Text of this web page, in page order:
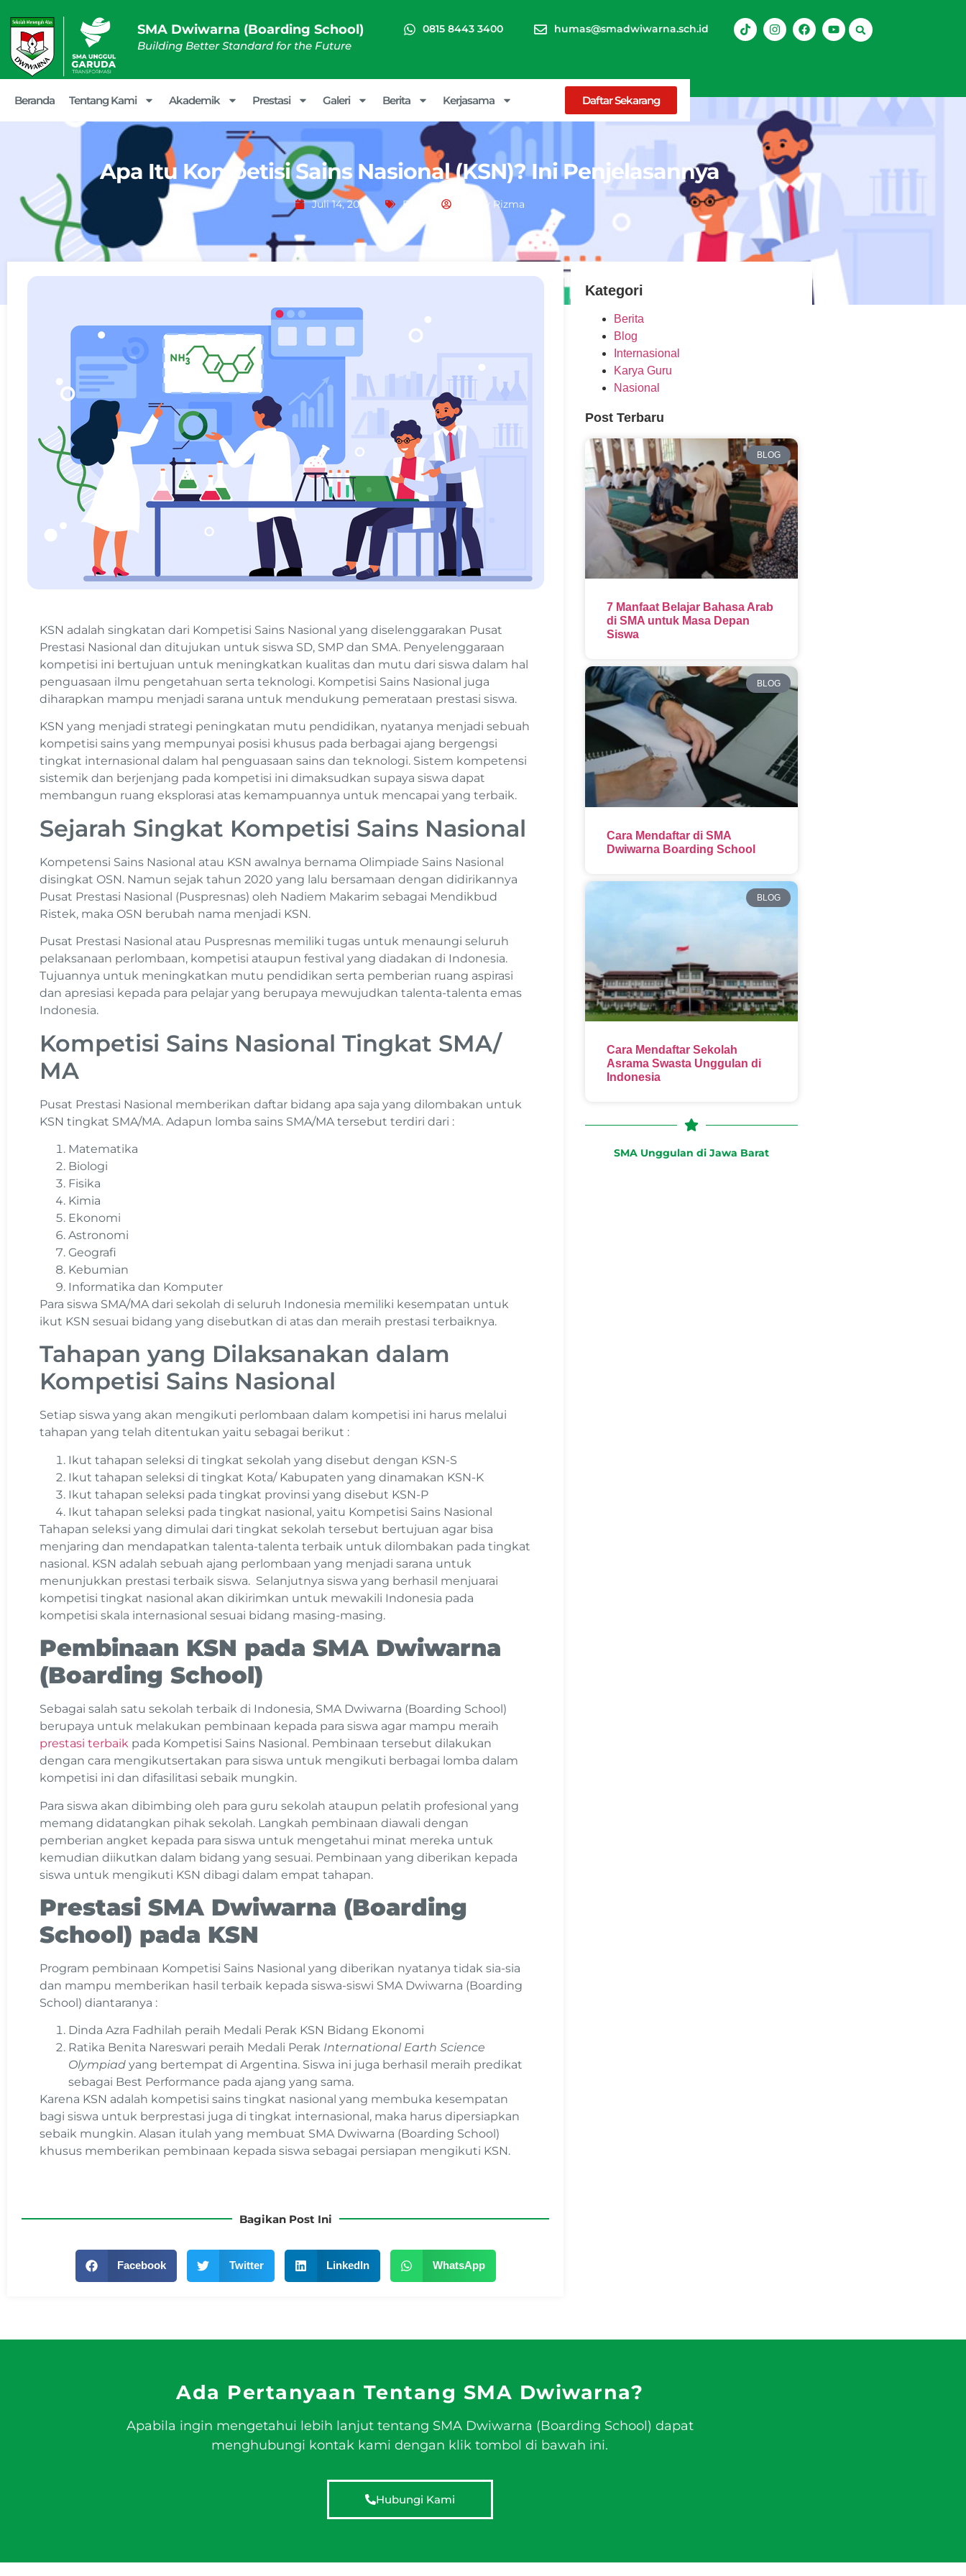
SMA Dwiwarna (Boarding School)
Building Better Standard for the Future
0815 8443 3400 humas@smadwiwarna.sch.id
Beranda Tentang Kami Akademik Prestasi Galeri Berita Kerjasama Daftar Sekarang
Apa Itu Kompetisi Sains Nasional (KSN)? Ini Penjelasannya
Juli 14, 2022 Blog Peppy Rizma
KSN adalah singkatan dari Kompetisi Sains Nasional yang diselenggarakan Pusat
Prestasi Nasional dan ditujukan untuk siswa SD, SMP dan SMA. Penyelenggaraan
kompetisi ini bertujuan untuk meningkatkan kualitas dan mutu dari siswa dalam hal
penguasaan ilmu pengetahuan serta teknologi. Kompetisi Sains Nasional juga
diharapkan mampu menjadi sarana untuk mendukung pemerataan prestasi siswa.
KSN yang menjadi strategi peningkatan mutu pendidikan, nyatanya menjadi sebuah
kompetisi sains yang mempunyai posisi khusus pada berbagai ajang bergengsi
tingkat internasional dalam hal penguasaan sains dan teknologi. Sistem kompetensi
sistemik dan berjenjang pada kompetisi ini dimaksudkan supaya siswa dapat
membangun ruang eksplorasi atas kemampuannya untuk mencapai yang terbaik.
Sejarah Singkat Kompetisi Sains Nasional
Kompetensi Sains Nasional atau KSN awalnya bernama Olimpiade Sains Nasional
disingkat OSN. Namun sejak tahun 2020 yang lalu bersamaan dengan didirikannya
Pusat Prestasi Nasional (Puspresnas) oleh Nadiem Makarim sebagai Mendikbud
Ristek, maka OSN berubah nama menjadi KSN.
Pusat Prestasi Nasional atau Puspresnas memiliki tugas untuk menaungi seluruh
pelaksanaan perlombaan, kompetisi ataupun festival yang diadakan di Indonesia.
Tujuannya untuk meningkatkan mutu pendidikan serta pemberian ruang aspirasi
dan apresiasi kepada para pelajar yang berupaya mewujudkan talenta-talenta emas
Indonesia.
Kompetisi Sains Nasional Tingkat SMA/
MA
Pusat Prestasi Nasional memberikan daftar bidang apa saja yang dilombakan untuk
KSN tingkat SMA/MA. Adapun lomba sains SMA/MA tersebut terdiri dari :
Matematika
Biologi
Fisika
Kimia
Ekonomi
Astronomi
Geografi
Kebumian
Informatika dan Komputer
Para siswa SMA/MA dari sekolah di seluruh Indonesia memiliki kesempatan untuk
ikut KSN sesuai bidang yang disebutkan di atas dan meraih prestasi terbaiknya.
Tahapan yang Dilaksanakan dalam
Kompetisi Sains Nasional
Setiap siswa yang akan mengikuti perlombaan dalam kompetisi ini harus melalui
tahapan yang telah ditentukan yaitu sebagai berikut :
Ikut tahapan seleksi di tingkat sekolah yang disebut dengan KSN-S
Ikut tahapan seleksi di tingkat Kota/ Kabupaten yang dinamakan KSN-K
Ikut tahapan seleksi pada tingkat provinsi yang disebut KSN-P
Ikut tahapan seleksi pada tingkat nasional, yaitu Kompetisi Sains Nasional
Tahapan seleksi yang dimulai dari tingkat sekolah tersebut bertujuan agar bisa
menjaring dan mendapatkan talenta-talenta terbaik untuk dilombakan pada tingkat
nasional. KSN adalah sebuah ajang perlombaan yang menjadi sarana untuk
menunjukkan prestasi terbaik siswa. Selanjutnya siswa yang berhasil menjuarai
kompetisi tingkat nasional akan dikirimkan untuk mewakili Indonesia pada
kompetisi skala internasional sesuai bidang masing-masing.
Pembinaan KSN pada SMA Dwiwarna
(Boarding School)
Sebagai salah satu sekolah terbaik di Indonesia, SMA Dwiwarna (Boarding School)
berupaya untuk melakukan pembinaan kepada para siswa agar mampu meraih
prestasi terbaik pada Kompetisi Sains Nasional. Pembinaan tersebut dilakukan
dengan cara mengikutsertakan para siswa untuk mengikuti berbagai lomba dalam
kompetisi ini dan difasilitasi sebaik mungkin.
Para siswa akan dibimbing oleh para guru sekolah ataupun pelatih profesional yang
memang didatangkan pihak sekolah. Langkah pembinaan diawali dengan
pemberian angket kepada para siswa untuk mengetahui minat mereka untuk
kemudian diikutkan dalam bidang yang sesuai. Pembinaan yang diberikan kepada
siswa untuk mengikuti KSN dibagi dalam empat tahapan.
Prestasi SMA Dwiwarna (Boarding
School) pada KSN
Program pembinaan Kompetisi Sains Nasional yang diberikan nyatanya tidak sia-sia
dan mampu memberikan hasil terbaik kepada siswa-siswi SMA Dwiwarna (Boarding
School) diantaranya :
Dinda Azra Fadhilah peraih Medali Perak KSN Bidang Ekonomi
Ratika Benita Nareswari peraih Medali Perak International Earth Science
Olympiad yang bertempat di Argentina. Siswa ini juga berhasil meraih predikat
sebagai Best Performance pada ajang yang sama.
Karena KSN adalah kompetisi sains tingkat nasional yang membuka kesempatan
bagi siswa untuk berprestasi juga di tingkat internasional, maka harus dipersiapkan
sebaik mungkin. Alasan itulah yang membuat SMA Dwiwarna (Boarding School)
khusus memberikan pembinaan kepada siswa sebagai persiapan mengikuti KSN.
Bagikan Post Ini
Facebook Twitter LinkedIn WhatsApp
Kategori
Berita
Blog
Internasional
Karya Guru
Nasional
Post Terbaru
BLOG
7 Manfaat Belajar Bahasa Arab
di SMA untuk Masa Depan
Siswa
BLOG
Cara Mendaftar di SMA
Dwiwarna Boarding School
BLOG
Cara Mendaftar Sekolah
Asrama Swasta Unggulan di
Indonesia
SMA Unggulan di Jawa Barat
Ada Pertanyaan Tentang SMA Dwiwarna?
Apabila ingin mengetahui lebih lanjut tentang SMA Dwiwarna (Boarding School) dapat
menghubungi kontak kami dengan klik tombol di bawah ini.
Hubungi Kami